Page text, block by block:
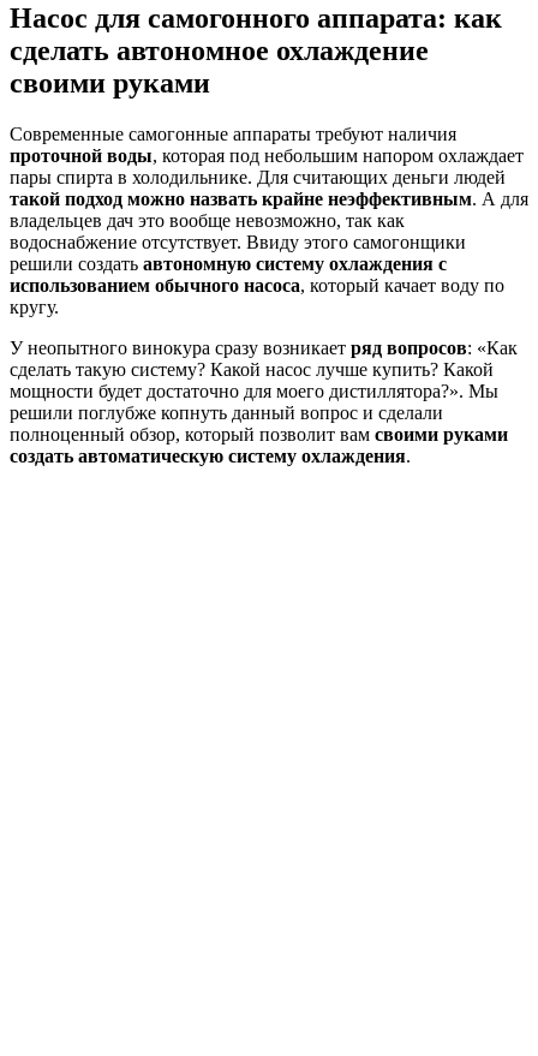
Насос для самогонного аппарата: как
сделать автономное охлаждение
своими руками
Современные самогонные аппараты требуют наличия
проточной воды, которая под небольшим напором охлаждает
пары спирта в холодильнике. Для считающих деньги людей
такой подход можно назвать крайне неэффективным. А для
владельцев дач это вообще невозможно, так как
водоснабжение отсутствует. Ввиду этого самогонщики
решили создать автономную систему охлаждения с
использованием обычного насоса, который качает воду по
кругу.
У неопытного винокура сразу возникает ряд вопросов: «Как
сделать такую систему? Какой насос лучше купить? Какой
мощности будет достаточно для моего дистиллятора?». Мы
решили поглубже копнуть данный вопрос и сделали
полноценный обзор, который позволит вам своими руками
создать автоматическую систему охлаждения.